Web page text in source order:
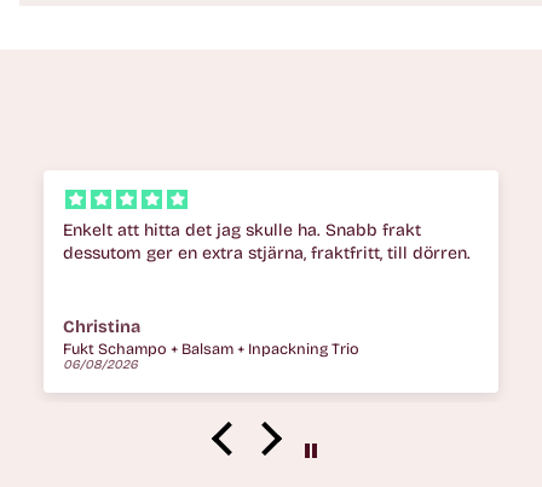
Enkelt att hitta det jag skulle ha. Snabb frakt
dessutom ger en extra stjärna, fraktfritt, till dörren.
Christina
Fukt Schampo + Balsam + Inpackning Trio
06/08/2026